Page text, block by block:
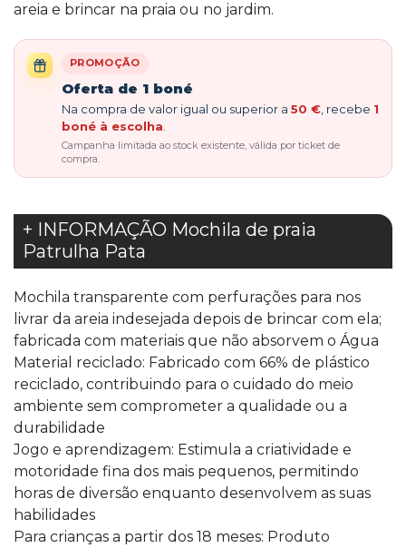
areia e brincar na praia ou no jardim.
PROMOÇÃO
Oferta de 1 boné
Na compra de valor igual ou superior a 50 € , recebe 1
boné à escolha
Campanha limitada ao stock existente, válida por ticket de
compra.
+ INFORMAÇÃO Mochila de praia
Patrulha Pata
Mochila transparente com perfurações para nos
livrar da areia indesejada depois de brincar com ela;
fabricada com materiais que não absorvem o Água
Material reciclado: Fabricado com 66% de plástico
reciclado, contribuindo para o cuidado do meio
ambiente sem comprometer a qualidade ou a
durabilidade
Jogo e aprendizagem: Estimula a criatividade e
motoridade fina dos mais pequenos, permitindo
horas de diversão enquanto desenvolvem as suas
habilidades
Para crianças a partir dos 18 meses: Produto